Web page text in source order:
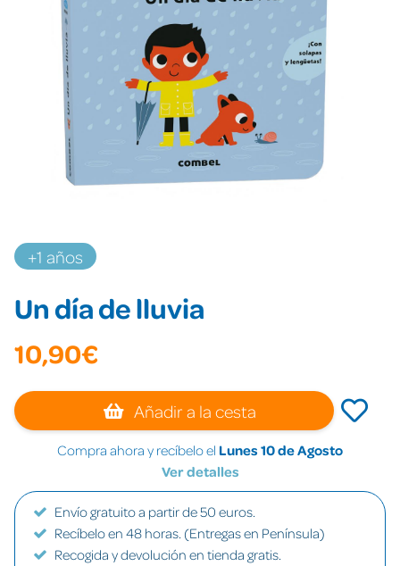
+1 años
Un día de lluvia
10,90€
Añadir a la cesta
Compra ahora y recíbelo el Lunes 10 de Agosto
Ver detalles
Envío gratuito a partir de 50 euros.
Recíbelo en 48 horas. (Entregas en Península)
Recogida y devolución en tienda gratis.